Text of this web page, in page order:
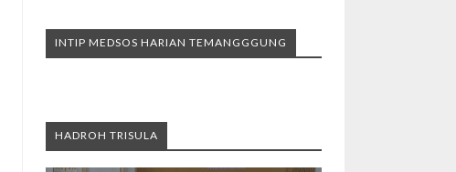
INTIP MEDSOS HARIAN TEMANGGGUNG
HADROH TRISULA